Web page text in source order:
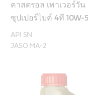
คาสตรอล เพาเวอร์วัน
ซุปเปอร์ไบค์ 4ที 10W-
API SN
JASO MA-2